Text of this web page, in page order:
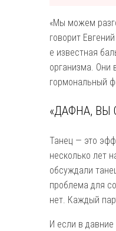
«Мы можем
говорит
е известная
организма. Они
гормональный
«ДАФНА, ВЫ
Танец — это
несколько лет
обсуждали
проблема для
нет. Каждый
И если в